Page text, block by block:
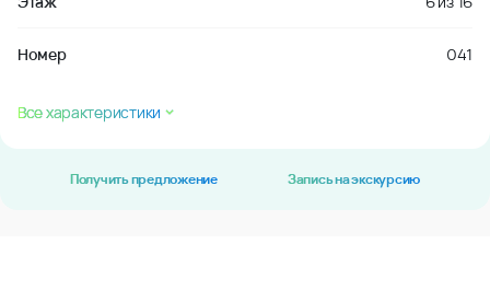
Номер 041
Все характеристики
Получить предложение Запись на экскурсию